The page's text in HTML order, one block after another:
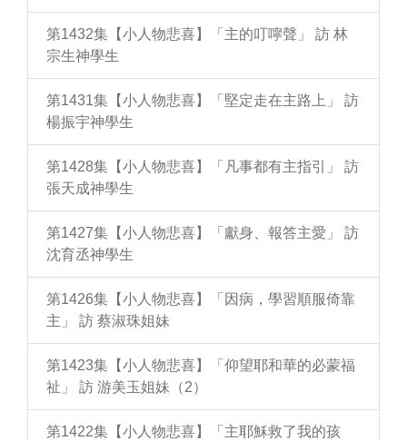
第1432集【小人物悲喜】「主的叮嚀聲」 訪 林
宗生神學生
第1431集【小人物悲喜】「堅定走在主路上」 訪
楊振宇神學生
第1428集【小人物悲喜】「凡事都有主指引」 訪
張天成神學生
第1427集【小人物悲喜】「獻身、報答主愛」 訪
沈育丞神學生
第1426集【小人物悲喜】「因病，學習順服倚靠
主」 訪 蔡淑珠姐妹
第1423集【小人物悲喜】「仰望耶和華的必蒙福
祉」 訪 游美玉姐妹（2）
第1422集【小人物悲喜】「主耶穌救了我的孩